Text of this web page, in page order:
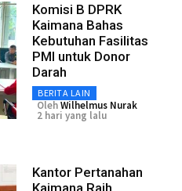
Komisi B DPRK
Kaimana Bahas
Kebutuhan Fasilitas
PMI untuk Donor
Darah
BERITA LAIN
OlehWilhelmus Nurak
2 hari yang lalu
Kantor Pertanahan
Kaimana Raih